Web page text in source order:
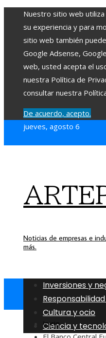
Nuestro sitio web
su experiencia y para
sitio web también
Google Adsense,
web, usted acepta el
nuestra Política de
consultar nuestra
De acuerdo, acepto.
jueves, agosto 6
Noticias de empresas e
más.
Inversiones y
Cultura y ocio
Ciencia y
Inicio